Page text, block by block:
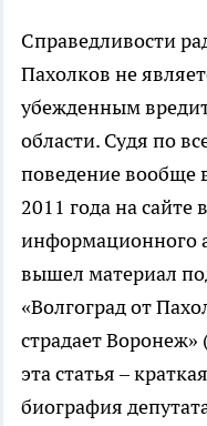
Справедливости
Пахолков не
убежденным
области. Судя по
поведение вообще
2011 года на сайте
информационного
вышел материал
«Волгоград от
страдает Воронеж»
эта статья –
биография